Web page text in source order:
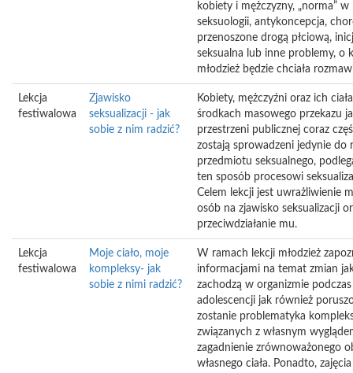
kobiety i mężczyzny, „norma” w
seksuologii, antykoncepcja,
przenoszone drogą płciową,
seksualna lub inne problemy, o
młodzież będzie chciała
Lekcja
festiwalowa
Zjawisko
seksualizacji - jak
sobie z nim radzić?
Kobiety, mężczyźni oraz ich
środkach masowego przekazu
przestrzeni publicznej coraz
zostają sprowadzeni jedynie do
przedmiotu seksualnego,
ten sposób procesowi
Celem lekcji jest uwrażliwienie
osób na zjawisko seksualizacji
przeciwdziałanie mu.
Lekcja
festiwalowa
Moje ciało, moje
kompleksy- jak
sobie z nimi radzić?
W ramach lekcji młodzież
informacjami na temat zmian
zachodzą w organizmie podczas
adolescencji jak również
zostanie problematyka
związanych z własnym
zagadnienie zrównoważonego
własnego ciała. Ponadto,